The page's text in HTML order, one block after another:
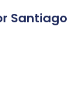
Santiago